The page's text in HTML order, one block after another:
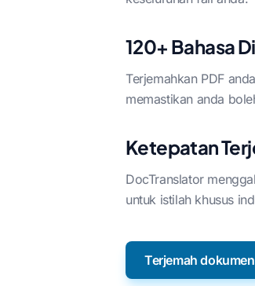
120+ Bahasa
Terjemahkan PDF
memastikan anda
Ketepatan
DocTranslator
untuk istilah khusus
Terjemah dokumen